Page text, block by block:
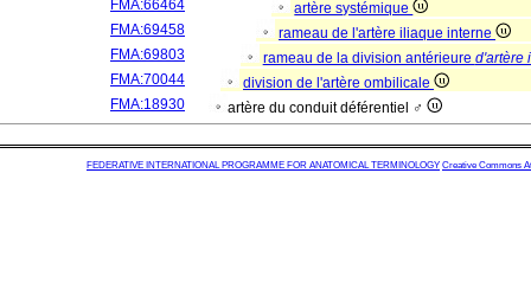
FMA:66464
artère systémique
FMA:69458
rameau de l'artère iliaque interne
FMA:69803
rameau de la division antérieure d'artère
FMA:70044
division de l'artère ombilicale
FMA:18930
artère du conduit déférentiel ♂
FEDERATIVE INTERNATIONAL PROGRAMME FOR ANATOMICAL TERMINOLOGY Creative Commons